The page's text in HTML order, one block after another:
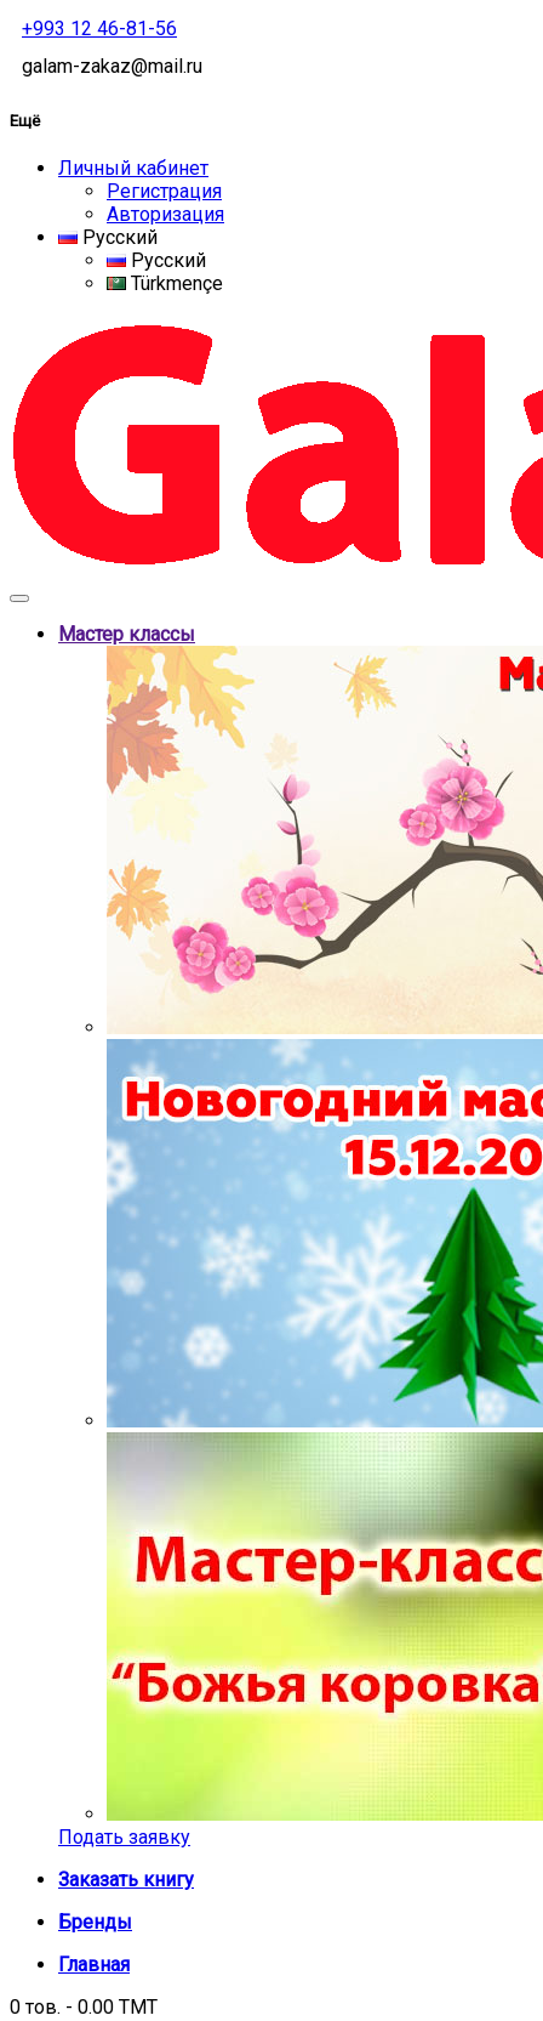
+993 12 46-81-56
galam-zakaz@mail.ru
Ещё
Личный кабинет
Регистрация
Авторизация
Русский
Русский
Türkmençe
Мастер классы
Подать заявку
Заказать книгу
Бренды
Главная
0 тов. - 0.00 TMT